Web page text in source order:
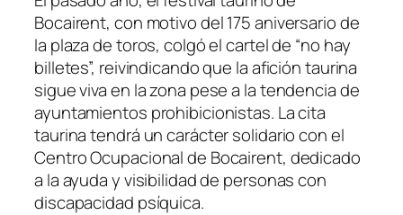
Bocairent, con motivo del 175 aniversario de
la plaza de toros, colgó el cartel de “no hay
billetes”, reivindicando que la afición taurina
sigue viva en la zona pese a la tendencia de
ayuntamientos prohibicionistas. La cita
taurina tendrá un carácter solidario con el
Centro Ocupacional de Bocairent, dedicado
a la ayuda y visibilidad de personas con
discapacidad psíquica.